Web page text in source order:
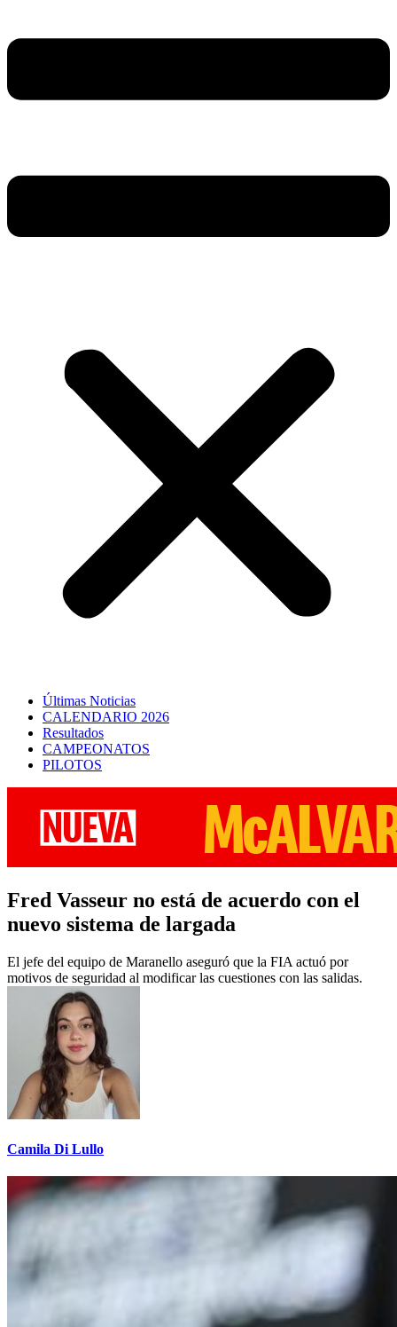
Últimas Noticias
CALENDARIO 2026
Resultados
CAMPEONATOS
PILOTOS
Fred Vasseur no está de acuerdo con el
nuevo sistema de largada
El jefe del equipo de Maranello aseguró que la FIA actuó por
motivos de seguridad al modificar las cuestiones con las salidas.
Camila Di Lullo